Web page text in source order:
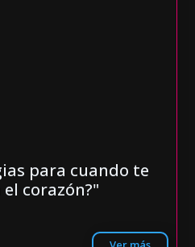
para cuando te
corazón?"